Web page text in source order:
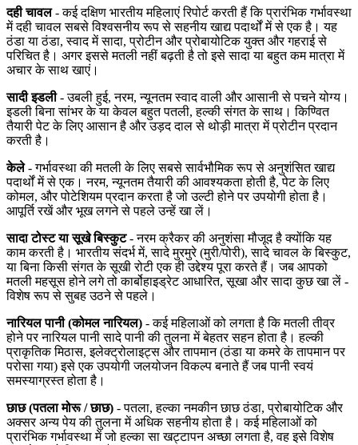
दही चावल- कई दक्षिण भारतीय महिलाएं रिपोर्ट करती हैं कि प्रारंभिक गर्भावस्था
में दही चावल सबसे विश्वसनीय रूप से सहनीय खाद्य पदार्थों में से एक है। यह
ठंडा या ठंडा, स्वाद में सादा, प्रोटीन और प्रोबायोटिक युक्त और गहराई से
परिचित है। अगर इससे मतली नहीं बढ़ती है तो इसे सादा या बहुत कम मात्रा में
अचार के साथ खाएं।
सादी इडली- उबली हुई, नरम, न्यूनतम स्वाद वाली और आसानी से पचने योग्य।
इडली बिना सांभर के या केवल बहुत पतली, हल्की संगत के साथ। किण्वित
तैयारी पेट के लिए आसान है और उड़द दाल से थोड़ी मात्रा में प्रोटीन प्रदान
करती है।
केले- गर्भावस्था की मतली के लिए सबसे सार्वभौमिक रूप से अनुशंसित खाद्य
पदार्थों में से एक। नरम, न्यूनतम तैयारी की आवश्यकता होती है, पेट के लिए
कोमल, और पोटेशियम प्रदान करता है जो उल्टी होने पर उपयोगी होता है।
आपूर्ति रखें और भूख लगने से पहले उन्हें खा लें।
सादा टोस्ट या सूखे बिस्कुट- नरम क्रैकर की अनुशंसा मौजूद है क्योंकि यह
काम करती है। भारतीय संदर्भ में, सादे मुरमुरे (मुरी/पोरी), सादे चावल के बिस्कुट,
या बिना किसी संगत के सूखी रोटी एक ही उद्देश्य पूरा करते हैं। जब आपको
मतली महसूस होने लगे तो कार्बोहाइड्रेट आधारित, सूखा और सादा कुछ खा लें -
विशेष रूप से सुबह उठने से पहले।
नारियल पानी (कोमल नारियल) - कई महिलाओं को लगता है कि मतली तीव्र
होने पर नारियल पानी सादे पानी की तुलना में बेहतर सहन होता है। हल्की
प्राकृतिक मिठास, इलेक्ट्रोलाइट्स और तापमान (ठंडा या कमरे के तापमान पर
परोसा गया) इसे एक उपयोगी जलयोजन विकल्प बनाते हैं जब पानी स्वयं
समस्याग्रस्त होता है।
छाछ (पतला मोरू / छाछ) - पतला, हल्का नमकीन छाछ ठंडा, प्रोबायोटिक और
अक्सर अन्य पेय की तुलना में अधिक सहनीय होता है। कई महिलाओं को
प्रारंभिक गर्भावस्था में जो हल्का सा खट्टापन अच्छा लगता है, वह इसे विशेष